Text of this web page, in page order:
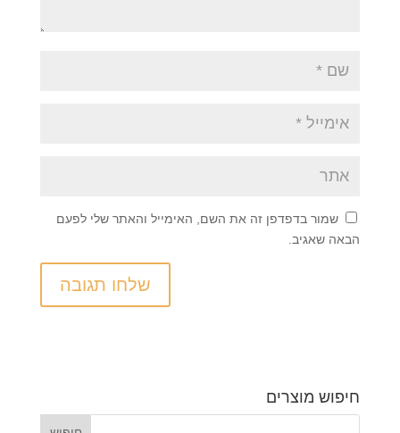
שמור בדפדפן זה את השם, האימייל והאתר שלי לפעם
הבאה שאגיב.
חיפוש מוצרים